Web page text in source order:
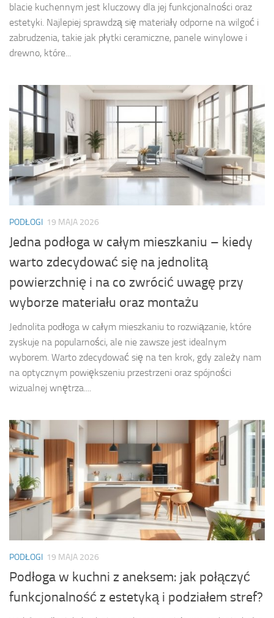
blacie kuchennym jest kluczowy dla jej funkcjonalności oraz
estetyki. Najlepiej sprawdzą się materiały odporne na wilgoć i
zabrudzenia, takie jak płytki ceramiczne, panele winylowe i
drewno, które...
PODŁOGI 19 MAJA 2026
Jedna podłoga w całym mieszkaniu – kiedy
warto zdecydować się na jednolitą
powierzchnię i na co zwrócić uwagę przy
wyborze materiału oraz montażu
Jednolita podłoga w całym mieszkaniu to rozwiązanie, które
zyskuje na popularności, ale nie zawsze jest idealnym
wyborem. Warto zdecydować się na ten krok, gdy zależy nam
na optycznym powiększeniu przestrzeni oraz spójności
wizualnej wnętrza....
PODŁOGI 19 MAJA 2026
Podłoga w kuchni z aneksem: jak połączyć
funkcjonalność z estetyką i podziałem stref?